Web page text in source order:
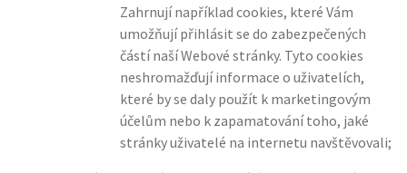
Zahrnují například cookies, které Vám
umožňují přihlásit se do zabezpečených
částí naší Webové stránky. Tyto cookies
neshromažďují informace o uživatelích,
které by se daly použít k marketingovým
účelům nebo k zapamatování toho, jaké
stránky uživatelé na internetu navštěvovali;